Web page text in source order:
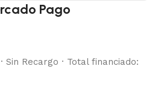
Pago
· Sin Recargo · Total financiado: